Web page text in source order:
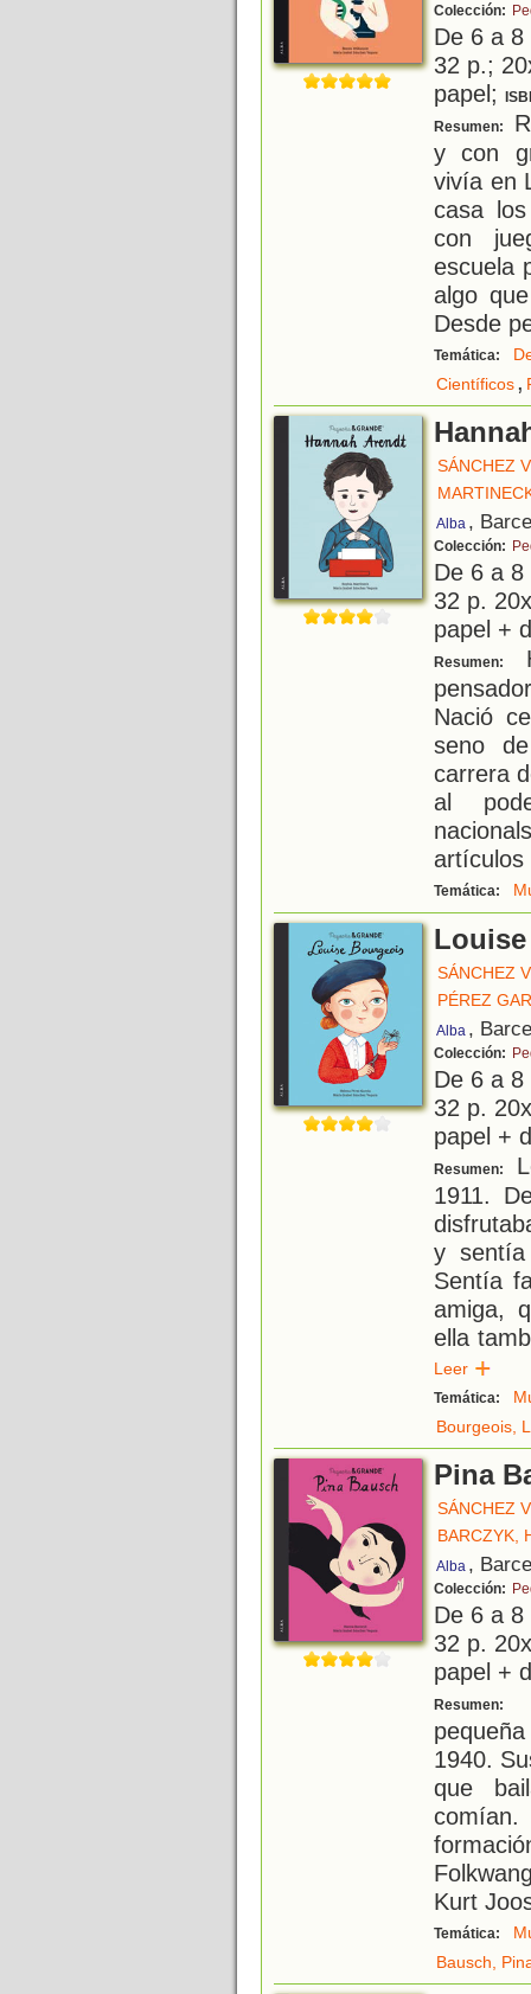
Colección:
De 6 a
32 p.;
papel;
Resumen:
y con
vivía en
casa
con
escuela
algo
Desde
Temática:
Científicos,
SÁNCHEZ
Alba ,
Colección:
De 6 a
32 p.
papel +
Resumen:
Nació
seno
carrera
al
artículos
Temática:
SÁNCHEZ
PÉREZ
Alba ,
Colección:
De 6 a
32 p.
papel +
Resumen:
1911.
y sentía
Sentía
amiga,
ella
Leer
Temática:
Bourgeois,
Pina
SÁNCHEZ
BARCZYK,
Alba ,
Colección:
De 6 a
32 p.
papel +
Resumen:
1940.
que
Kurt
Temática:
Bausch,